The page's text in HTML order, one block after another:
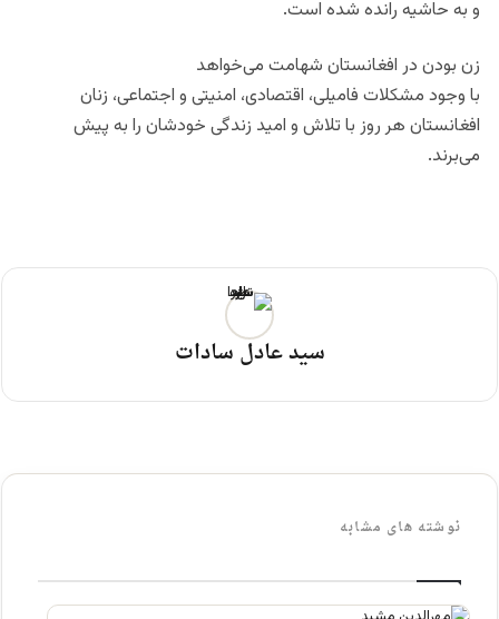
و به حاشیه رانده شده است.
زن بودن در افغانستان شهامت می‌خواهد
با وجود مشکلات فامیلی، اقتصادی، امنیتی و اجتماعی، زنان
افغانستان هر روز با تلاش و امید زندگی خودشان را به پیش
می‌برند.
سید عادل سادات
نوشته های مشابه